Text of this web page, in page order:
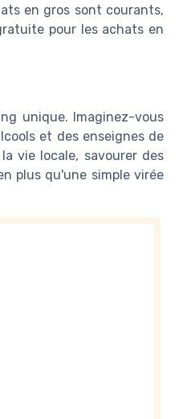
en gros sont courants,
pour les achats en
unique. Imaginez-vous
et des enseignes de
vie locale, savourer des
plus qu'une simple virée